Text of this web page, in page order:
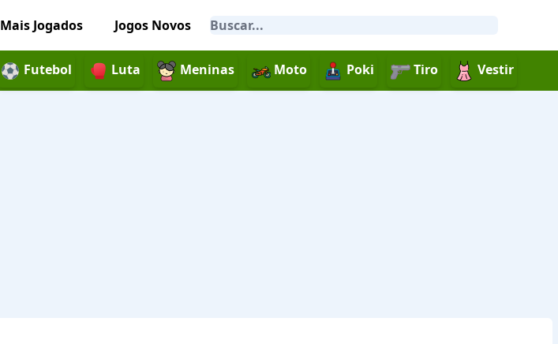
Mais Jogados Jogos Novos
Futebol Luta Meninas Moto Poki Tiro Vestir